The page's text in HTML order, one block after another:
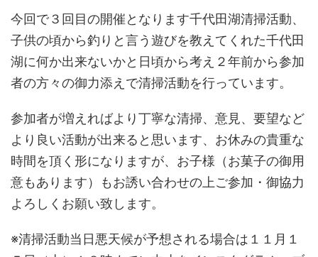
今回で３回目の開催となります千代田湖清掃活動、
子供の頃から釣りと言う遊びを教えてくれた千代田
湖に何か出来ないかと日頃から考え２年前から参加
者の方々の御力添えで清掃活動を行っています。
参加者が増えればより丁寧な清掃、意見、要望など
より良い活動が出来ると思います、お休みの貴重な
時間を頂く形になりますが、お子様（お菓子の御用
意もあります）もお誘い合わせの上ご参加・御協力
よろしくお願い致します。
※清掃活動当日悪天候が予想される場合は１１月１